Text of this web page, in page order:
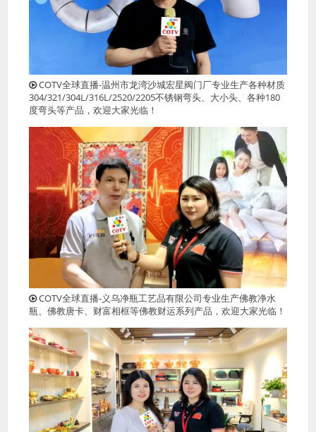
COTV全球直播-温州市龙湾沙城宏星阀门厂专业生产各种材质
304/321/304L/316L/2520/2205不锈钢弯头、大小头、各种180
度弯头等产品，欢迎大家光临！
COTV全球直播-义乌净瓶工艺品有限公司专业生产佛教净水
瓶、佛教唐卡、财富相框等佛教财运系列产品，欢迎大家光临！